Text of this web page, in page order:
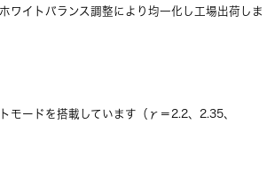
ワイトバランス調整により均一化し工場出荷しま
モードを搭載しています（γ＝2.2、2.35、